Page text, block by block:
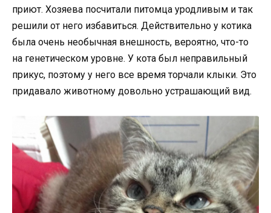
приют. Хозяева посчитали питомца уродливым и так
решили от него избавиться. Действительно у котика
была очень необычная внешность, вероятно, что-то
на генетическом уровне. У кота был неправильный
прикус, поэтому у него все время торчали клыки. Это
придавало животному довольно устрашающий вид.